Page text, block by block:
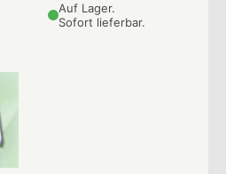
Auf Lager.
Sofort lieferbar.